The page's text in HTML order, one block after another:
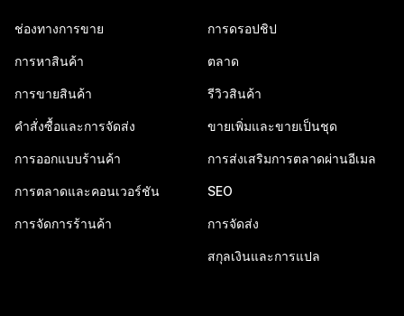
ช่องทางการขาย
การหาสินค้า
การขายสินค้า
คำสั่งซื้อและการจัดส่ง
การออกแบบร้านค้า
การตลาดและคอนเวอร์ชัน
การจัดการร้านค้า
การดรอปชิป
ตลาด
รีวิวสินค้า
ขายเพิ่มและขายเป็นชุด
การส่งเสริมการตลาดผ่านอีเมล
SEO
การจัดส่ง
สกุลเงินและการแปล